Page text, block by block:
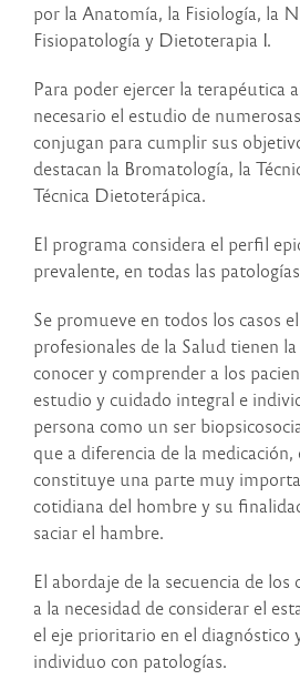
por la Anatomía, la Fisiología, la
Fisiopatología y Dietoterapia I.
Para poder ejercer la terapéutica
necesario el estudio de
conjugan para cumplir sus
destacan la Bromatología, la
Técnica Dietoterápica.
El programa considera el perfil
prevalente, en todas las
Se promueve en todos los casos
profesionales de la Salud tienen
conocer y comprender a los
estudio y cuidado integral e
persona como un ser
que a diferencia de la
constituye una parte muy
cotidiana del hombre y su
saciar el hambre.
El abordaje de la secuencia de
a la necesidad de considerar el
el eje prioritario en el diagnóstico
individuo con patologías.